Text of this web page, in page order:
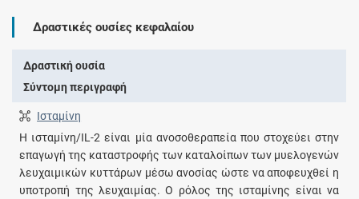
Δραστικές ουσίες κεφαλαίου
Δραστική ουσία
Σύντομη περιγραφή
Ισταμίνη
Η ισταμίνη/IL-2 είναι μία ανοσοθεραπεία που στοχεύει στην
επαγωγή της καταστροφής των καταλοίπων των μυελογενών
λευχαιμικών κυττάρων μέσω ανοσίας ώστε να αποφευχθεί η
υποτροπή της λευχαιμίας. Ο ρόλος της ισταμίνης είναι να